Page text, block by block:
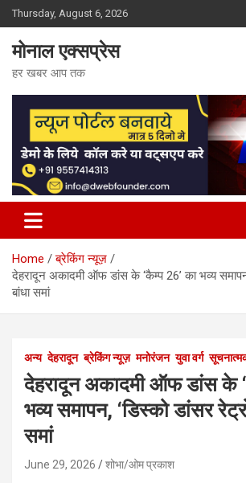
Skip
to
content
Thursday, August 6, 2026
मोनाल एक्सप्रेस
हर खबर आप तक
Home
ब्रेकिंग न्यूज़
देहरादून अकादमी ऑफ डांस के ‘कैम्प 26’ का भव्य
बांधा समां
अन्य देहरादून ब्रेकिंग न्यूज़ मनोरंजन युवा वर्ग
देहरादून अकादमी ऑफ डांस के
भव्य समापन, ‘डिस्को डांसर
समां
June 29, 2026 शोभा/ओम प्रकाश